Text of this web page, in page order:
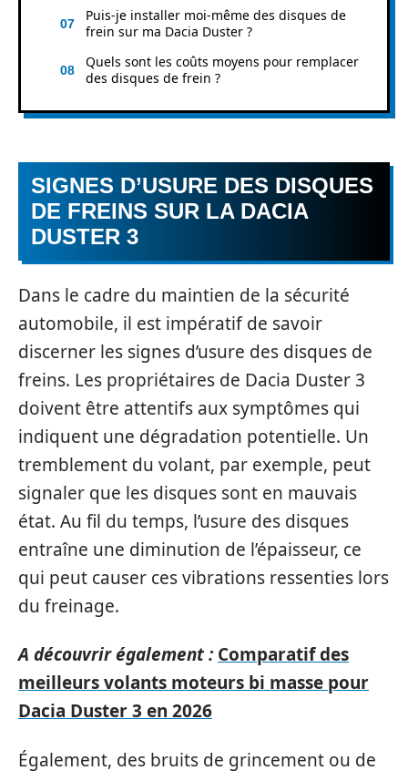
Puis-je installer moi-même des disques de
frein sur ma Dacia Duster ?
Quels sont les coûts moyens pour remplacer
des disques de frein ?
SIGNES D’USURE DES DISQUES
DE FREINS SUR LA DACIA
DUSTER 3
Dans le cadre du maintien de la sécurité
automobile, il est impératif de savoir
discerner les signes d’usure des disques de
freins. Les propriétaires de Dacia Duster 3
doivent être attentifs aux symptômes qui
indiquent une dégradation potentielle. Un
tremblement du volant, par exemple, peut
signaler que les disques sont en mauvais
état. Au fil du temps, l’usure des disques
entraîne une diminution de l’épaisseur, ce
qui peut causer ces vibrations ressenties lors
du freinage.
A découvrir également : Comparatif des
meilleurs volants moteurs bi masse pour
Dacia Duster 3 en 2026
Également, des bruits de grincement ou de